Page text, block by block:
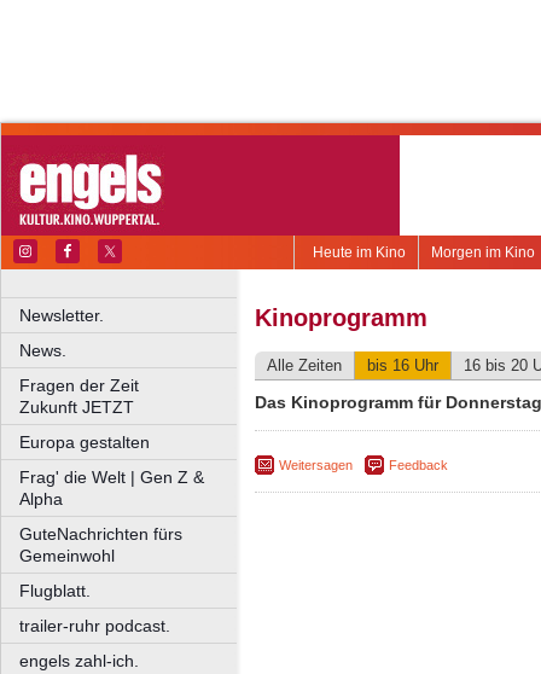
Morgen im Kino
Heute im Kino
Newsletter.
News.
Fragen der Zeit
Zukunft JETZT
Europa gestalten
Frag' die Welt | Gen Z &
Alpha
GuteNachrichten fürs
Gemeinwohl
Flugblatt.
trailer-ruhr podcast.
engels zahl-ich.
Kinoprogramm
Alle Zeiten bis 16 Uhr 16 bis 20
Das Kinoprogramm für
Weitersagen Feedback